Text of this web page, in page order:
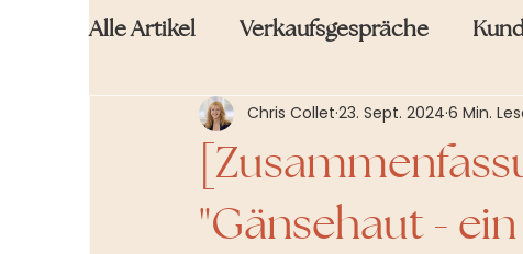
Alle Artikel Verkaufsgespräche
"Gänsehaut -
Chris Collet 23. Sept. 2024 6 Min.